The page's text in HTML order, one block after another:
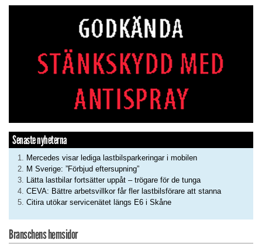
Senaste nyheterna
Mercedes visar lediga lastbilsparkeringar i mobilen
M Sverige: ”Förbjud eftersupning”
Lätta lastbilar fortsätter uppåt – trögare för de tunga
CEVA: Bättre arbetsvillkor får fler lastbilsförare att stanna
Citira utökar servicenätet längs E6 i Skåne
Branschens hemsidor